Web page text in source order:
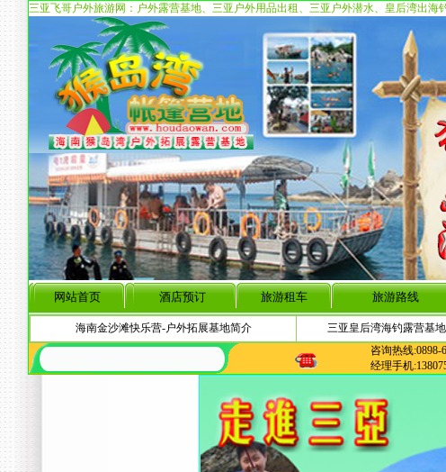
三亚飞哥户外旅游网：户外露营基地、三亚户外用品出租、三亚户外潜水、皇后湾出海
网站首页 酒店预订 旅游租车 旅游路线
海南金沙滩快乐营-户外拓展基地简介 三亚皇后湾海钓露营基地
咨询热线:0898-
经理手机